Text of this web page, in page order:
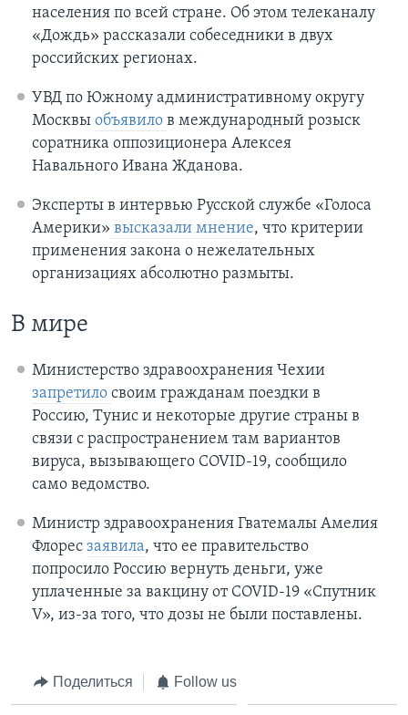
населения по всей стране. Об этом телеканалу
«Дождь» рассказали собеседники в двух
российских регионах.
УВД по Южному административному округу
Москвы объявило в международный розыск
соратника оппозиционера Алексея
Навального Ивана Жданова.
Эксперты в интервью Русской службе «Голоса
Америки» высказали мнение, что критерии
применения закона о нежелательных
организациях абсолютно размыты.
В мире
Министерство здравоохранения Чехии
запретило своим гражданам поездки в
Россию, Тунис и некоторые другие страны в
связи с распространением там вариантов
вируса, вызывающего COVID-19, сообщило
само ведомство.
Министр здравоохранения Гватемалы Амелия
Флорес заявила, что ее правительство
попросило Россию вернуть деньги, уже
уплаченные за вакцину от COVID-19 «Спутник
V», из-за того, что дозы не были поставлены.
Поделиться Follow us